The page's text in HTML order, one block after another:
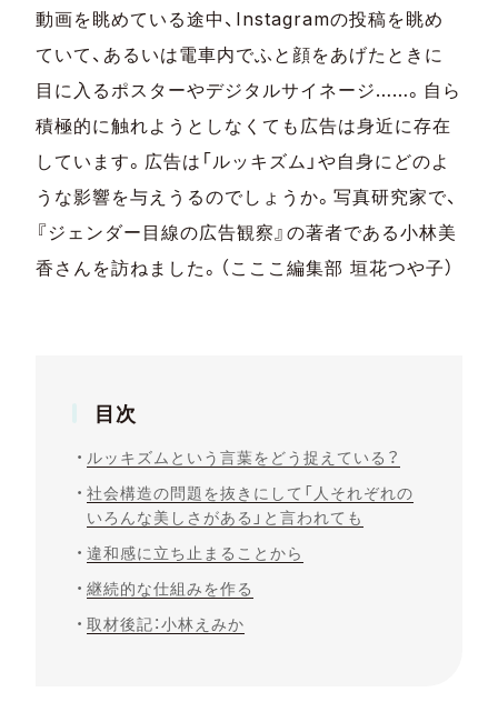
動画を眺めている途中、Instagramの投稿を眺め
ていて、あるいは電車内でふと顔をあげたときに
目に入るポスターやデジタルサイネージ……。自ら
積極的に触れようとしなくても広告は身近に存在
しています。広告は「ルッキズム」や自身にどのよ
うな影響を与えうるのでしょうか。写真研究家で、
『ジェンダー目線の広告観察』の著者である小林美
香さんを訪ねました。（こここ編集部 垣花つや子）
目次
ルッキズムという言葉をどう捉えている？
社会構造の問題を抜きにして「人それぞれの
いろんな美しさがある」と言われても
違和感に立ち止まることから
継続的な仕組みを作る
取材後記：小林えみか